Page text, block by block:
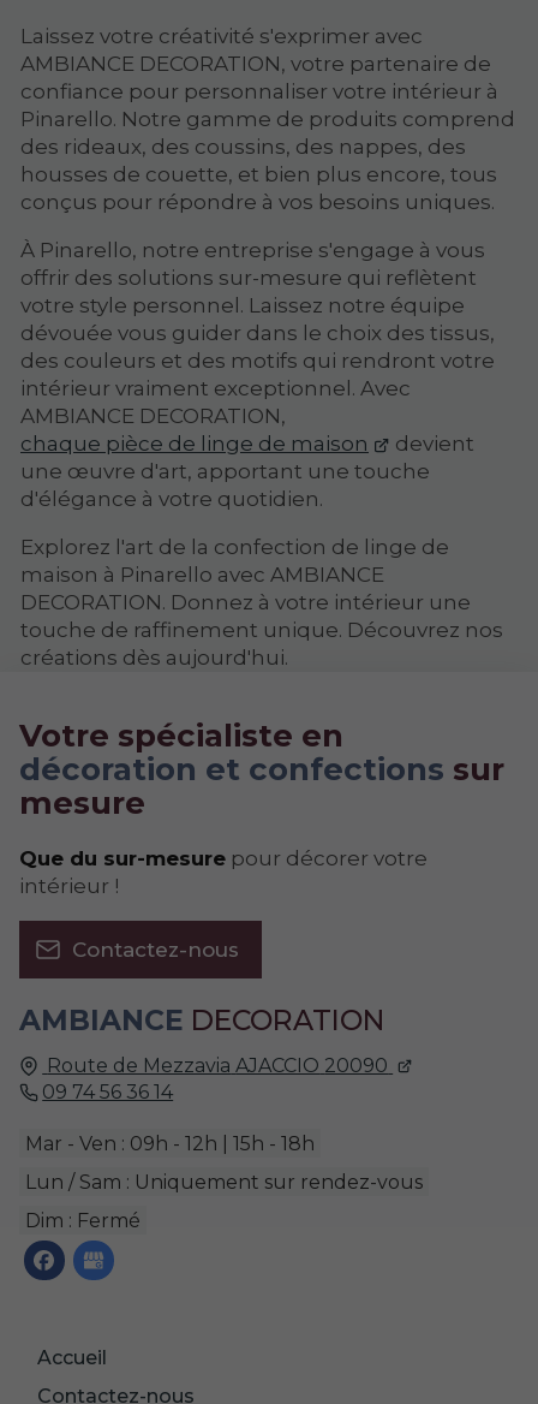
Laissez votre créativité s'exprimer avec
AMBIANCE DECORATION, votre partenaire de
confiance pour personnaliser votre intérieur à
Pinarello. Notre gamme de produits comprend
des rideaux, des coussins, des nappes, des
housses de couette, et bien plus encore, tous
conçus pour répondre à vos besoins uniques.
À Pinarello, notre entreprise s'engage à vous
offrir des solutions sur-mesure qui reflètent
votre style personnel. Laissez notre équipe
dévouée vous guider dans le choix des tissus,
des couleurs et des motifs qui rendront votre
intérieur vraiment exceptionnel. Avec
AMBIANCE DECORATION,
chaque pièce de linge de maison
devient
une œuvre d'art, apportant une touche
d'élégance à votre quotidien.
Explorez l'art de la confection de linge de
maison à Pinarello avec AMBIANCE
DECORATION. Donnez à votre intérieur une
touche de raffinement unique. Découvrez nos
créations dès aujourd'hui.
AMBIANCE DECORATION
Route de Mezzavia AJACCIO 20090
09 74 56 36 14
Mar - Ven : 09h - 12h | 15h - 18h
Lun / Sam : Uniquement sur rendez-vous
Dim : Fermé
Accueil
Contactez-nous
Votre spécialiste en
décoration et confections sur
mesure
Que du sur-mesure pour décorer votre
intérieur !
Contactez-nous